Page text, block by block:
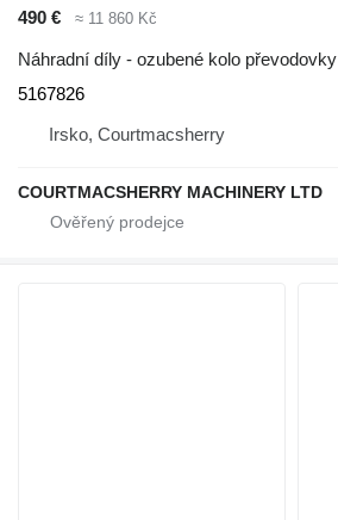
490 € ≈ 11 860 Kč
Náhradní díly - ozubené kolo převodovky
5167826
Irsko, Courtmacsherry
COURTMACSHERRY MACHINERY LTD